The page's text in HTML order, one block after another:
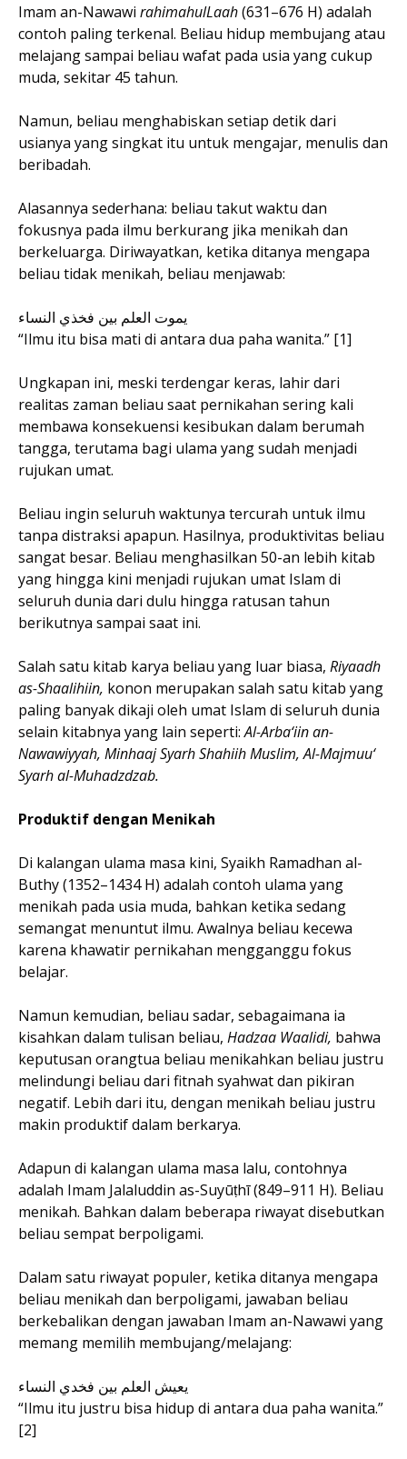
Imam an-Nawawi rahimahulLaah(631–676 H) adalah
contoh paling terkenal. Beliau hidup membujang atau
melajang sampai beliau wafat pada usia yang cukup
muda, sekitar 45 tahun.
Namun, beliau menghabiskan setiap detik dari
usianya yang singkat itu untuk mengajar, menulis dan
beribadah.
Alasannya sederhana: beliau takut waktu dan
fokusnya pada ilmu berkurang jika menikah dan
berkeluarga. Diriwayatkan, ketika ditanya mengapa
beliau tidak menikah, beliau menjawab:
يموت العلم بين فخذي النساء
“Ilmu itu bisa mati di antara dua paha wanita.” [1]
Ungkapan ini, meski terdengar keras, lahir dari
realitas zaman beliau saat pernikahan sering kali
membawa konsekuensi kesibukan dalam berumah
tangga, terutama bagi ulama yang sudah menjadi
rujukan umat.
Beliau ingin seluruh waktunya tercurah untuk ilmu
tanpa distraksi apapun. Hasilnya, produktivitas beliau
sangat besar. Beliau menghasilkan 50-an lebih kitab
yang hingga kini menjadi rujukan umat Islam di
seluruh dunia dari dulu hingga ratusan tahun
berikutnya sampai saat ini.
Salah satu kitab karya beliau yang luar biasa, Riyaadh
as-Shaalihiin, konon merupakan salah satu kitab yang
paling banyak dikaji oleh umat Islam di seluruh dunia
selain kitabnya yang lain seperti:Al-Arba‘iin an-
Nawawiyyah, Minhaaj Syarh Shahiih Muslim, Al-Majmuu‘
Syarh al-Muhadzdzab.
Produktif dengan Menikah
Di kalangan ulama masa kini, Syaikh Ramadhan al-
Buthy (1352–1434 H) adalah contoh ulama yang
menikah pada usia muda, bahkan ketika sedang
semangat menuntut ilmu. Awalnya beliau kecewa
karena khawatir pernikahan mengganggu fokus
belajar.
Namun kemudian, beliau sadar, sebagaimana ia
kisahkan dalam tulisan beliau, Hadzaa Waalidi, bahwa
keputusan orangtua beliau menikahkan beliau justru
melindungi beliau dari fitnah syahwat dan pikiran
negatif. Lebih dari itu, dengan menikah beliau justru
makin produktif dalam berkarya.
Adapun di kalangan ulama masa lalu, contohnya
adalah Imam Jalaluddin as-Suyūṭhī (849–911 H). Beliau
menikah. Bahkan dalam beberapa riwayat disebutkan
beliau sempat berpoligami.
Dalam satu riwayat populer, ketika ditanya mengapa
beliau menikah dan berpoligami, jawaban beliau
berkebalikan dengan jawaban Imam an-Nawawi yang
memang memilih membujang/melajang:
يعيش العلم بين فخدي النساء
“Ilmu itu justru bisa hidup di antara dua paha wanita.”
[2]